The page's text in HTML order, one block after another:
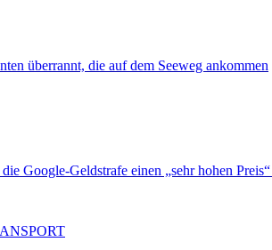
überrannt, die auf dem Seeweg ankommen
Google-Geldstrafe einen „sehr hohen Preis“